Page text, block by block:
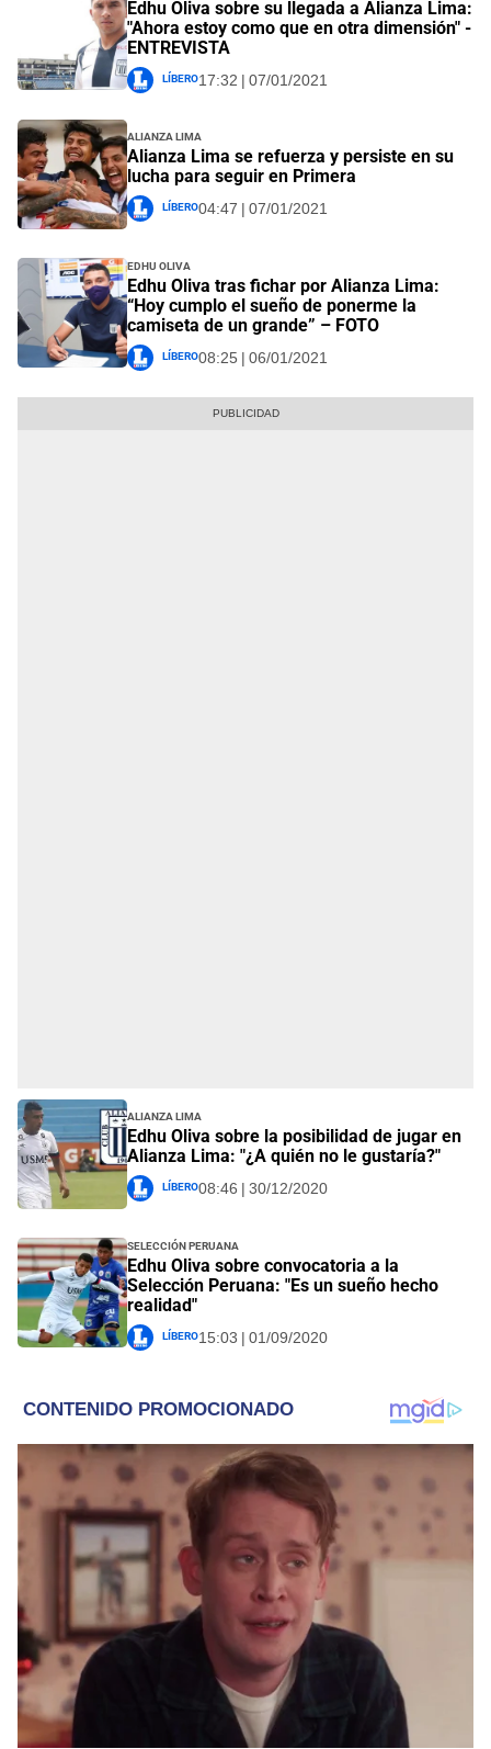
Edhu Oliva sobre su llegada a Alianza Lima:
"Ahora estoy como que en otra dimensión" -
ENTREVISTA
Líbero17:32 | 07/01/2021
Alianza Lima
Alianza Lima se refuerza y persiste en su
lucha para seguir en Primera
Líbero04:47 | 07/01/2021
Edhu Oliva
Edhu Oliva tras fichar por Alianza Lima:
“Hoy cumplo el sueño de ponerme la
camiseta de un grande” – FOTO
Líbero08:25 | 06/01/2021
Alianza Lima
Edhu Oliva sobre la posibilidad de jugar en
Alianza Lima: "¿A quién no le gustaría?"
Líbero08:46 | 30/12/2020
Selección Peruana
Edhu Oliva sobre convocatoria a la
Selección Peruana: "Es un sueño hecho
realidad"
Líbero15:03 | 01/09/2020